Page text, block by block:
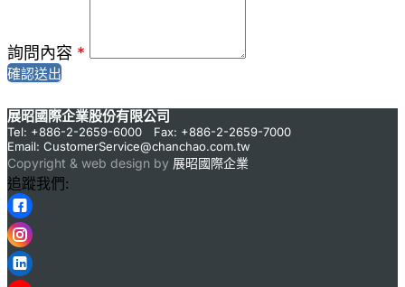
詢問內容 *
確認送出
展昭國際企業股份有限公司
Tel: +886-2-2659-6000 Fax: +886-2-2659-7000
Email: CustomerService@chanchao.com.tw
Copyright & web design by 展昭國際企業
追蹤我們: